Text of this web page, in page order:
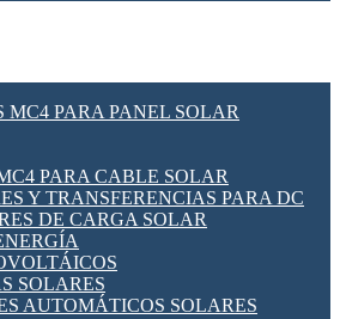
MC4 PARA PANEL SOLAR
PARA CABLE SOLAR
Y TRANSFERENCIAS PARA DC
DE CARGA SOLAR
SOLARES
AUTOMÁTICOS SOLARES